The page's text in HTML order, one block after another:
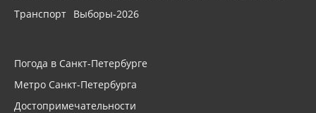
Транспорт Выборы-2026
Погода в Санкт-Петербурге
Метро Санкт-Петербурга
Достопримечательности